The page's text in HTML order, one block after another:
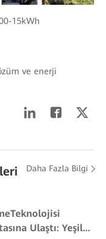
15kWh
ve enerji
Daha Fazla Bilgi
Ulaştı: Yeşil